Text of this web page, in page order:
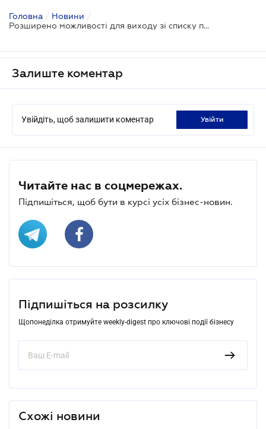
Головна / Новини /
Розширено можливості для виходу зі списку пов'язаних осіб
Залиште коментар
Увійдіть, щоб залишити коментар увійти
Читайте нас в соцмережах.
Підпишіться, щоб бути в курсі усіх бізнес-новин.
Підпишіться на розсилку
Щопонеділка отримуйте weekly-digest про ключові події бізнесу
Схожі новини